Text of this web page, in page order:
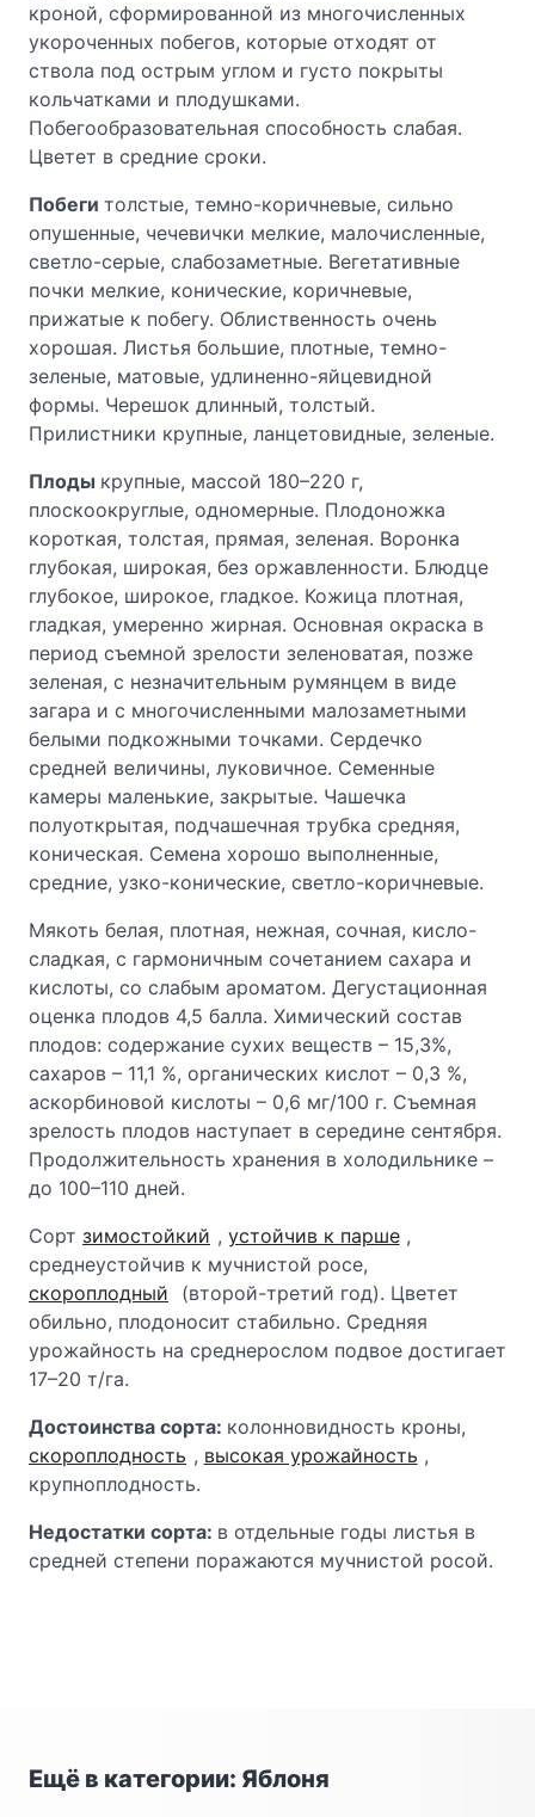
кроной, сформированной из многочисленных
укороченных побегов, которые отходят от
ствола под острым углом и густо покрыты
кольчатками и плодушками.
Побегообразовательная способность слабая.
Цветет в средние сроки.
Побеги толстые, темно-коричневые, сильно
опушенные, чечевички мелкие, малочисленные,
светло-серые, слабозаметные. Вегетативные
почки мелкие, конические, коричневые,
прижатые к побегу. Облиственность очень
хорошая. Листья большие, плотные, темно-
зеленые, матовые, удлиненно-яйцевидной
формы. Черешок длинный, толстый.
Прилистники крупные, ланцетовидные, зеленые.
Плоды крупные, массой 180–220 г,
плоскоокруглые, одномерные. Плодоножка
короткая, толстая, прямая, зеленая. Воронка
глубокая, широкая, без оржавленности. Блюдце
глубокое, широкое, гладкое. Кожица плотная,
гладкая, умеренно жирная. Основная окраска в
период съемной зрелости зеленоватая, позже
зеленая, с незначительным румянцем в виде
загара и с многочисленными малозаметными
белыми подкожными точками. Сердечко
средней величины, луковичное. Семенные
камеры маленькие, закрытые. Чашечка
полуоткрытая, подчашечная трубка средняя,
коническая. Семена хорошо выполненные,
средние, узко-конические, светло-коричневые.
Мякоть белая, плотная, нежная, сочная, кисло-
сладкая, с гармоничным сочетанием сахара и
кислоты, со слабым ароматом. Дегустационная
оценка плодов 4,5 балла. Химический состав
плодов: содержание сухих веществ – 15,3%,
сахаров – 11,1 %, органических кислот – 0,3 %,
аскорбиновой кислоты – 0,6 мг/100 г. Съемная
зрелость плодов наступает в середине сентября.
Продолжительность хранения в холодильнике –
до 100–110 дней.
Сорт зимостойкий , устойчив к парше ,
среднеустойчив к мучнистой росе,
скороплодный
(второй-третий год). Цветет
обильно, плодоносит стабильно. Средняя
урожайность на среднерослом подвое достигает
17–20 т/га.
Достоинства сорта: колонновидность кроны,
скороплодность , высокая урожайность ,
крупноплодность.
Недостатки сорта: в отдельные годы листья в
средней степени поражаются мучнистой росой.
Ещё в категории: Яблоня